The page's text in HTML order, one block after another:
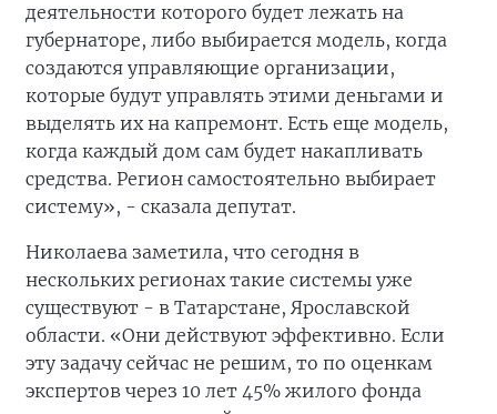
деятельности которого будет лежать на
губернаторе, либо выбирается модель, когда
создаются управляющие организации,
которые будут управлять этими деньгами и
выделять их на капремонт. Есть еще модель,
когда каждый дом сам будет накапливать
средства. Регион самостоятельно выбирает
систему», - сказала депутат.
Николаева заметила, что сегодня в
нескольких регионах такие системы уже
существуют - в Татарстане, Ярославской
области. «Они действуют эффективно. Если
эту задачу сейчас не решим, то по оценкам
экспертов через 10 лет 45% жилого фонда